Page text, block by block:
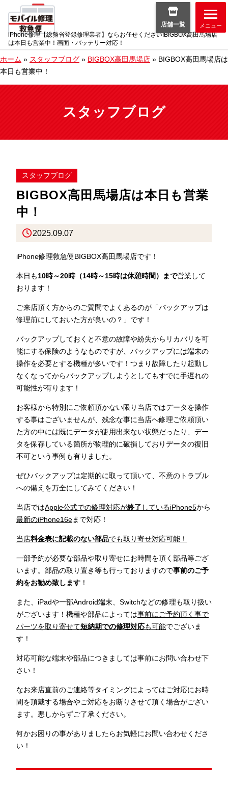
iPhone修理【総務省登録修理業者】ならお任せください!BIGBOX高田馬場店
は本日も営業中！画面・バッテリー対応！
店舗一覧 メニュー
ホーム » スタッフブログ » BIGBOX高田馬場店 » BIGBOX高田馬場店は
本日も営業中！
スタッフブログ
スタッフブログ
BIGBOX高田馬場店は本日も営業
中！
2025.09.07
iPhone修理救急便BIGBOX高田馬場店です！
本日も10時～20時（14時～15時は休憩時間）まで営業して
おります！
ご来店頂く方からのご質問でよくあるのが「バックアップは
修理前にしておいた方が良いの？」です！
バックアップしておくと不意の故障や紛失からリカバリを可
能にする保険のようなものですが、バックアップには端末の
操作を必要とする機種が多いです！つまり故障したり起動し
なくなってからバックアップしようとしてもすでに手遅れの
可能性が有ります！
お客様から特別にご依頼頂かない限り当店ではデータを操作
する事はございませんが、残念な事に当店へ修理ご依頼頂い
た方の中には既にデータが使用出来ない状態だったり、デー
タを保存している箇所が物理的に破損しておりデータの復旧
不可という事例も有りました。
ぜひバックアップは定期的に取って頂いて、不意のトラブル
への備えを万全にしてみてください！
当店ではApple公式での修理対応が終了 しているiPhone5から
最新のiPhone16eまで対応！
当店料金表に記載のない部品でも取り寄せ対応可能！
一部予約が必要な部品や取り寄せにお時間を頂く部品等ござ
います。部品の取り置き等も行っておりますので事前のご予
約をお勧め致します ！
また、iPadや一部Android端末、Switchなどの修理も取り扱い
がございます！機種や部品によっては事前にご予約頂く事で
パーツを取り寄せて短納期での修理対応も可能でございま
す！
対応可能な端末や部品につきましては事前にお問い合わせ下
さい！
なお来店直前のご連絡等タイミングによってはご対応にお時
間を頂戴する場合やご対応をお断りさせて頂く場合がござい
ます。悪しからずご了承ください。
何かお困りの事がありましたらお気軽にお問い合わせくださ
い！